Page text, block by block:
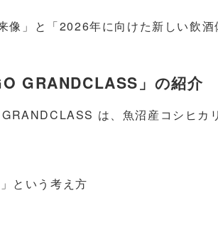
」と「2026年に向けた新しい飲
GRANDCLASS」の紹介
は、魚沼産コシヒカ
という考え方